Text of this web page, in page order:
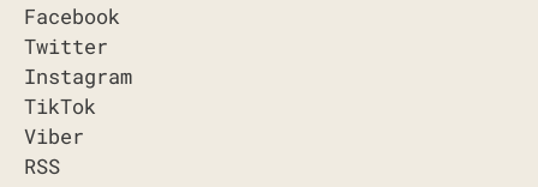
Facebook
Twitter
Instagram
TikTok
Viber
RSS